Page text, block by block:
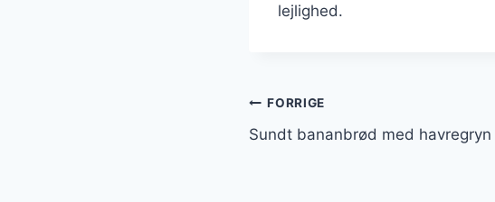
lejlighed.
Indlægsnavigation
FORRIGE
Sundt bananbrød med havregryn